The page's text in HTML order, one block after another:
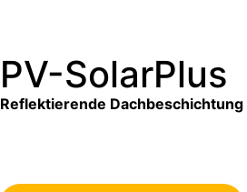
PV-SolarPlus
Reflektierende Dachbeschichtung